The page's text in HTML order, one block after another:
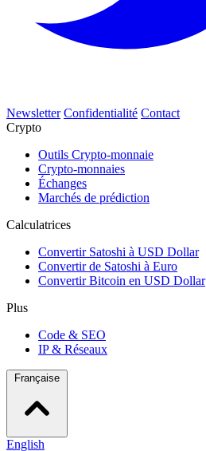
Newsletter Confidentialité Contact
Crypto
Outils Crypto-monnaie
Crypto-monnaies
Échanges
Marchés de prédiction
Calculatrices
Convertir Satoshi à USD Dollar
Convertir de Satoshi à Euro
Convertir Bitcoin en USD Dollar
Plus
Code & SEO
IP & Réseaux
English